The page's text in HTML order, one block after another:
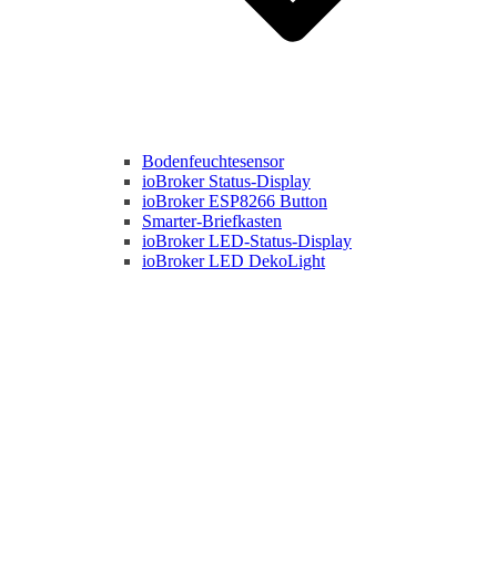
Bodenfeuchtesensor
ioBroker Status-Display
ioBroker ESP8266 Button
Smarter-Briefkasten
ioBroker LED-Status-Display
ioBroker LED DekoLight